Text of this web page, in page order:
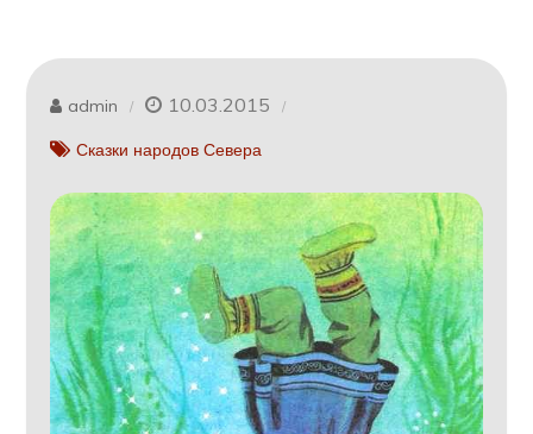
admin 10.03.2015
Сказки народов Севера